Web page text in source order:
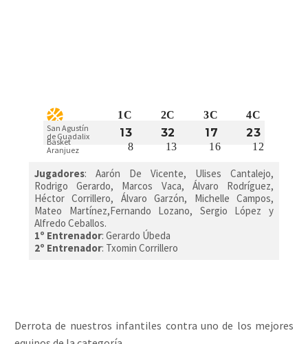
1C 2C 3C 4C
San Agustín
de Guadalix
13 32 17 23
Basket
Aranjuez
8 13 16 12
Jugadores: Aarón De Vicente, Ulises Cantalejo,
Rodrigo Gerardo, Marcos Vaca, Álvaro Rodríguez,
Héctor Corrillero, Álvaro Garzón, Michelle Campos,
Mateo Martínez,Fernando Lozano, Sergio López y
Alfredo Ceballos.
1º Entrenador: Gerardo Úbeda
2º Entrenador: Txomin Corrillero
Derrota de nuestros infantiles contra uno de los mejores